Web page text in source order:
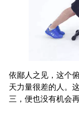
依鄙人之见，这个
天力量很差的人。
三，便也没有机会再